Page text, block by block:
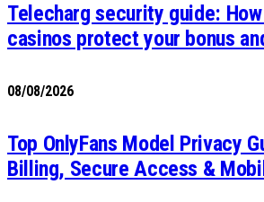
Telecharg security guide:
casinos protect your bonus
08/08/2026
Top OnlyFans Model Privacy
Billing, Secure Access &